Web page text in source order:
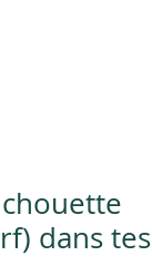
dans tes